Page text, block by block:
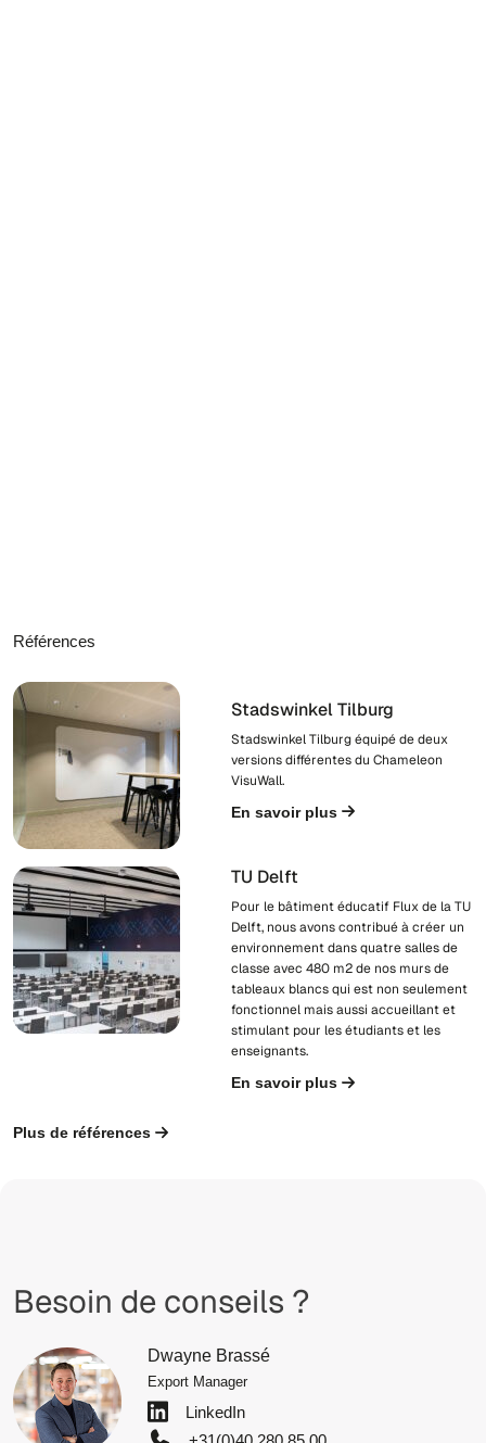
Références
Stadswinkel Tilburg
Stadswinkel Tilburg équipé de deux
versions différentes du Chameleon
VisuWall.
En savoir plus
TU Delft
Pour le bâtiment éducatif Flux de la TU
Delft, nous avons contribué à créer un
environnement dans quatre salles de
classe avec 480 m2 de nos murs de
tableaux blancs qui est non seulement
fonctionnel mais aussi accueillant et
stimulant pour les étudiants et les
enseignants.
En savoir plus
Plus de références
Besoin de conseils ?
Dwayne Brassé
Export Manager
LinkedIn